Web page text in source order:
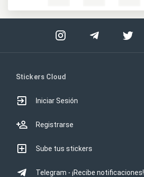
Stickers Cloud
Iniciar Sesión
Registrarse
Sube tus stickers
Telegram - ¡Recibe notificaciones!